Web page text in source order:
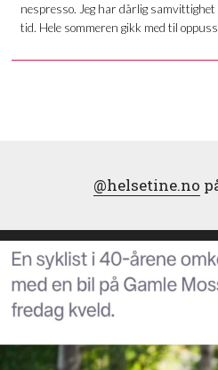
nespresso. Jeg har dårlig samvittighet
tid. Hele sommeren gikk med til
@helsetine.no